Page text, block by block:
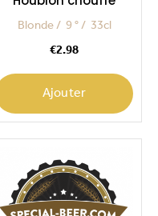
Blonde 9 ° 33cl
€2.98
Ajouter